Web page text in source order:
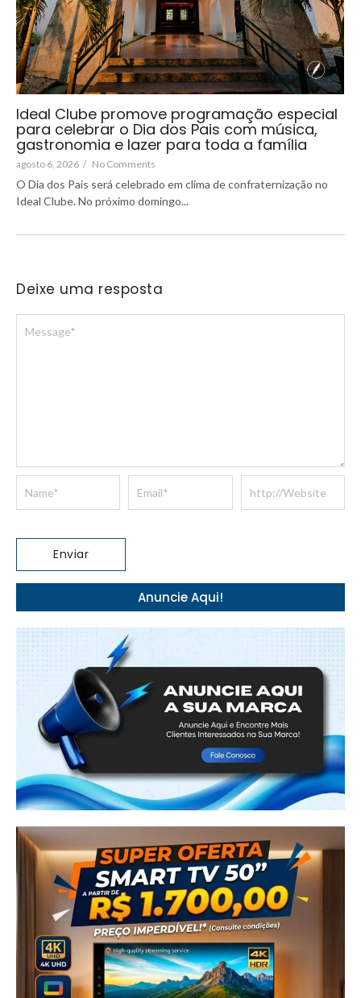
Ideal Clube promove programação especial
para celebrar o Dia dos Pais com música,
gastronomia e lazer para toda a família
agosto 6, 2026 / No Comments
O Dia dos Pais será celebrado em clima de confraternização no
Ideal Clube. No próximo domingo...
Deixe uma resposta
Anuncie Aqui!